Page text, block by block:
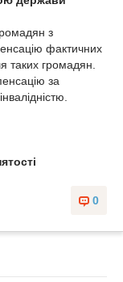
з
фактичних
таких громадян.
за
0